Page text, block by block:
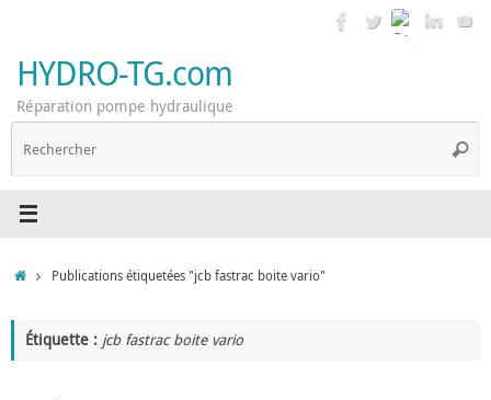
contenu
HYDRO-TG.com
Réparation pompe hydraulique
AccueilPublications étiquetées "jcb fastrac boite vario"
Étiquette : jcb fastrac boite vario